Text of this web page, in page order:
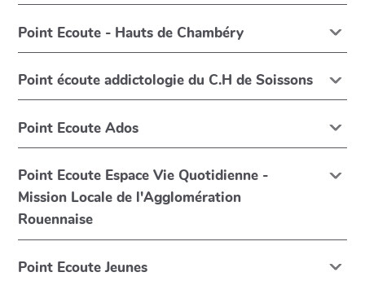
Point Ecoute - Hauts de Chambéry
Point écoute addictologie du C.H de Soissons
Point Ecoute Ados
Point Ecoute Espace Vie Quotidienne -
Mission Locale de l'Agglomération
Rouennaise
Point Ecoute Jeunes